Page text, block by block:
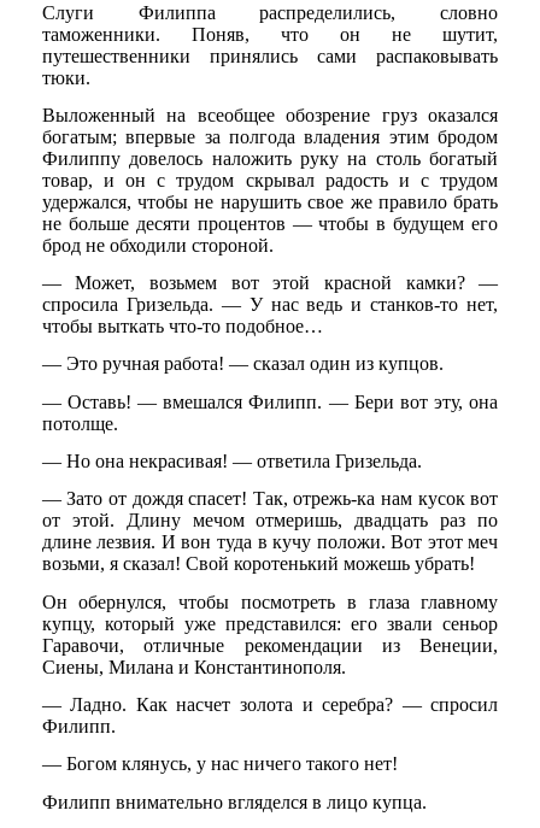
Слуги Филиппа распределились, словно
таможенники. Поняв, что он не шутит,
путешественники принялись сами распаковывать
тюки.
Выложенный на всеобщее обозрение груз оказался
богатым; впервые за полгода владения этим бродом
Филиппу довелось наложить руку на столь богатый
товар, и он с трудом скрывал радость и с трудом
удержался, чтобы не нарушить свое же правило брать
не больше десяти процентов — чтобы в будущем его
брод не обходили стороной.
— Может, возьмем вот этой красной камки? —
спросила Гризельда. — У нас ведь и станков-то нет,
чтобы выткать что-то подобное…
— Это ручная работа! — сказал один из купцов.
— Оставь! — вмешался Филипп. — Бери вот эту, она
потолще.
— Но она некрасивая! — ответила Гризельда.
— Зато от дождя спасет! Так, отрежь-ка нам кусок вот
от этой. Длину мечом отмеришь, двадцать раз по
длине лезвия. И вон туда в кучу положи. Вот этот меч
возьми, я сказал! Свой коротенький можешь убрать!
Он обернулся, чтобы посмотреть в глаза главному
купцу, который уже представился: его звали сеньор
Гаравочи, отличные рекомендации из Венеции,
Сиены, Милана и Константинополя.
— Ладно. Как насчет золота и серебра? — спросил
Филипп.
— Богом клянусь, у нас ничего такого нет!
Филипп внимательно вгляделся в лицо купца.